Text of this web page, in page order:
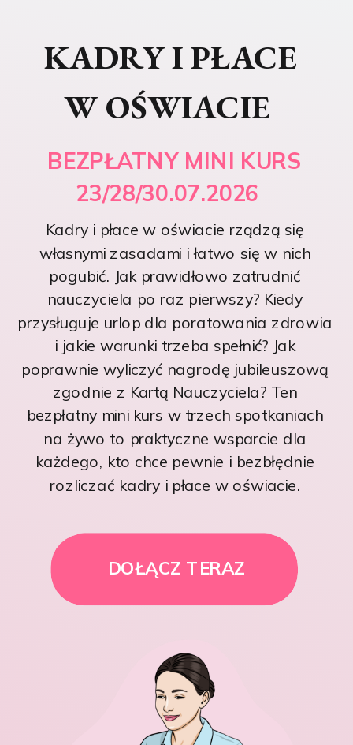
BEZPŁATNY MINI KURS
Kadry i płace w oświacie rządzą się
własnymi zasadami i łatwo się w nich
pogubić. Jak prawidłowo zatrudnić
nauczyciela po raz pierwszy? Kiedy
przysługuje urlop dla poratowania zdrowia
i jakie warunki trzeba spełnić? Jak
poprawnie wyliczyć nagrodę jubileuszową
zgodnie z Kartą Nauczyciela? Ten
bezpłatny mini kurs w trzech spotkaniach
na żywo to praktyczne wsparcie dla
każdego, kto chce pewnie i bezbłędnie
rozliczać kadry i płace w oświacie.
DOŁĄCZ TERAZ
KADRY I PŁACE
W OŚWIACIE
23/28/30.07.2026